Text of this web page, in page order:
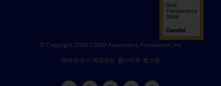
© Copyright 2026 LGMD Awareness Foundation, Inc
판테온에서 제공하는 웹사이트 호스팅